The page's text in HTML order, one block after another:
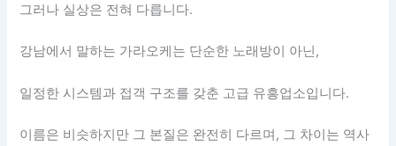
그러나 실상은 전혀 다릅니다.
강남에서 말하는 가라오케는 단순한 노래방이 아닌,
일정한 시스템과 접객 구조를 갖춘 고급 유흥업소입니다.
이름은 비슷하지만 그 본질은 완전히 다르며, 그 차이는 역사